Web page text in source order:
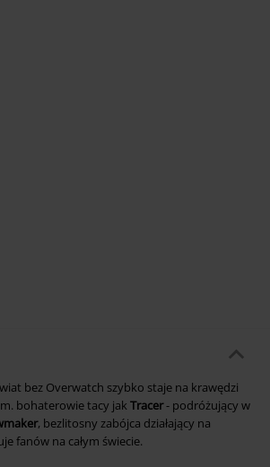
bez Overwatch szybko staje na krawędzi
bohaterowie tacy jak Tracer- podróżujący w
, bezlitosny zabójca działający na
fanów na całym świecie.